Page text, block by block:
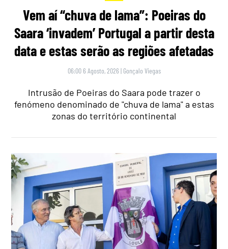
Vem aí “chuva de lama”: Poeiras do
Saara ‘invadem’ Portugal a partir desta
data e estas serão as regiões afetadas
06:00 6 Agosto, 2026 | Gonçalo Viegas
Intrusão de Poeiras do Saara pode trazer o
fenómeno denominado de "chuva de lama" a estas
zonas do território continental